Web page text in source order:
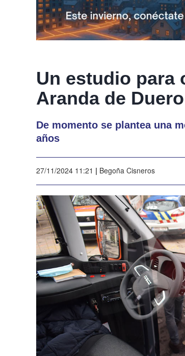
Un estudio para
Aranda de Duero
De momento se plantea una
años
27/11/2024 11:21 | Begoña Cisneros